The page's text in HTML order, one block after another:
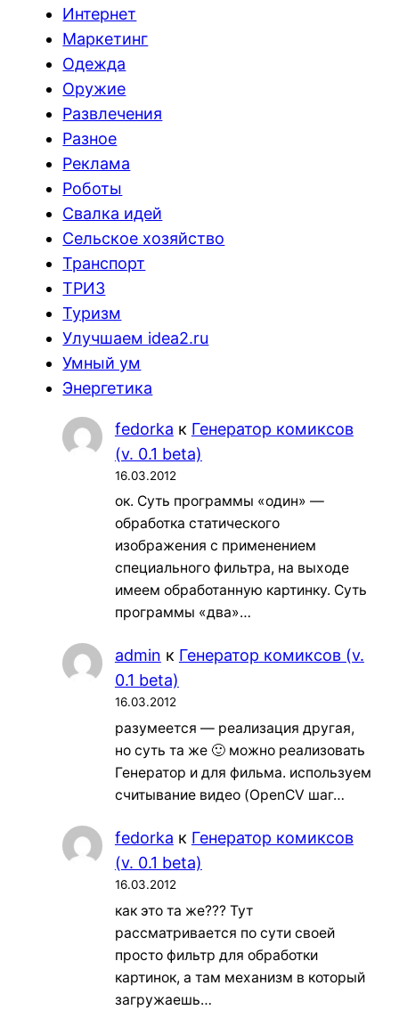
Интернет
Маркетинг
Одежда
Оружие
Развлечения
Разное
Реклама
Роботы
Свалка идей
Сельское хозяйство
Транспорт
ТРИЗ
Туризм
Улучшаем idea2.ru
Умный ум
Энергетика
fedorka к Генератор комиксов
(v. 0.1 beta)
16.03.2012
ок. Суть программы «один» —
обработка статического
изображения с применением
специального фильтра, на выходе
имеем обработанную картинку. Суть
программы «два»…
admin к Генератор комиксов (v.
0.1 beta)
16.03.2012
разумеется — реализация другая,
но суть та же 🙂 можно реализовать
Генератор и для фильма. используем
считывание видео (OpenCV шаг…
fedorka к Генератор комиксов
(v. 0.1 beta)
16.03.2012
как это та же??? Тут
рассматривается по сути своей
просто фильтр для обработки
картинок, а там механизм в который
загружаешь…